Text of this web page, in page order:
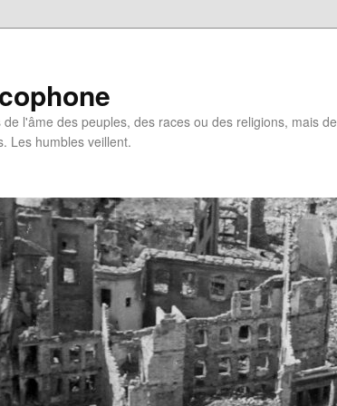
l'âme des peuples, des races ou des religions, mais de
Les humbles veillent.